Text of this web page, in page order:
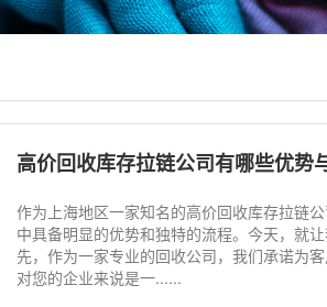
高价回收库存拉链公司有哪些优势
作为上海地区一家知名的高价回收库存拉链
中具备明显的优势和独特的流程。今天，就
先，作为一家专业的回收公司，我们承诺为
对您的企业来说是一......